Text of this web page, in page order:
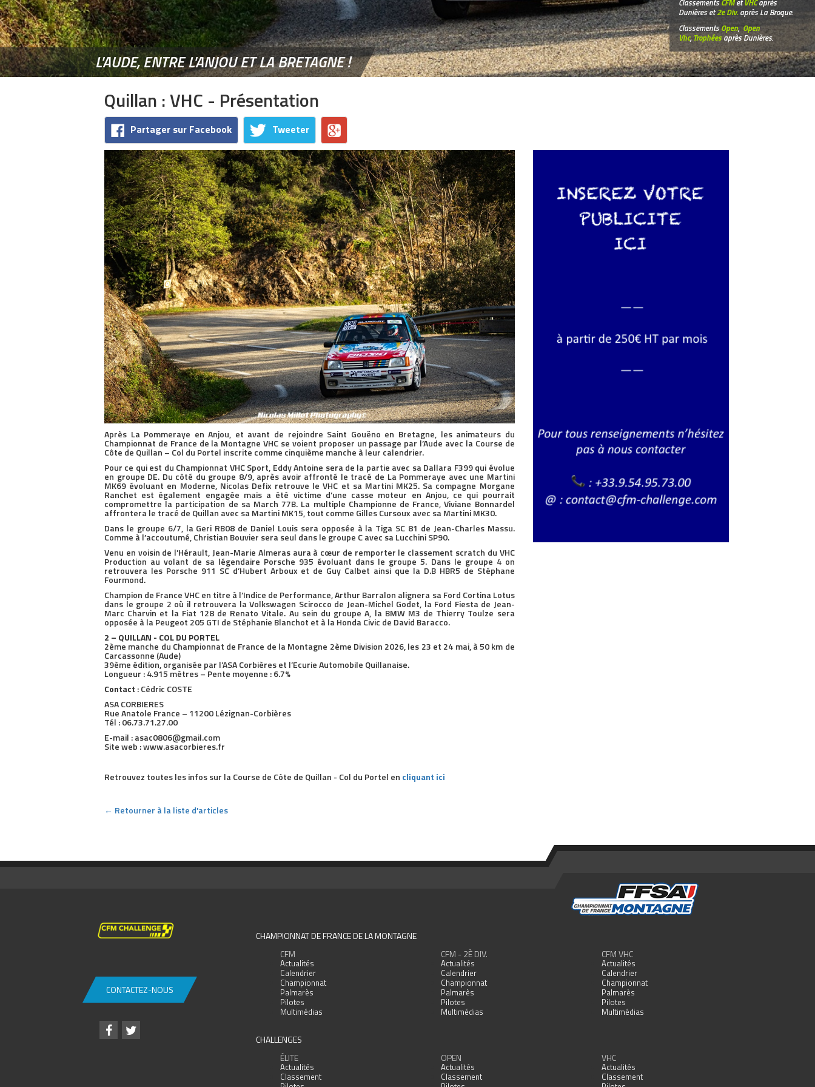
ClassementsCFMetVHCaprès
Dunières et2e Div.après La Broque.
ClassementsOpen,Open
Vhc,Trophéesaprès Dunières.
L'AUDE, ENTRE L'ANJOU ET LA BRETAGNE !
Quillan : VHC - Présentation
Partager sur Facebook Tweeter
Après La Pommeraye en Anjou, et avant de rejoindre Saint Gouëno en Bretagne, les animateurs du
Championnat de France de la Montagne VHC se voient proposer un passage par l’Aude avec la Course de
Côte de Quillan – Col du Portel inscrite comme cinquième manche à leur calendrier.
Pour ce qui est du Championnat VHC Sport, Eddy Antoine sera de la partie avec sa Dallara F399 qui évolue
en groupe DE. Du côté du groupe 8/9, après avoir affronté le tracé de La Pommeraye avec une Martini
MK69 évoluant en Moderne, Nicolas Defix retrouve le VHC et sa Martini MK25. Sa compagne Morgane
Ranchet est également engagée mais a été victime d’une casse moteur en Anjou, ce qui pourrait
compromettre la participation de sa March 77B. La multiple Championne de France, Viviane Bonnardel
affrontera le tracé de Quillan avec sa Martini MK15, tout comme Gilles Cursoux avec sa Martini MK30.
Dans le groupe 6/7, la Geri RB08 de Daniel Louis sera opposée à la Tiga SC 81 de Jean-Charles Massu.
Comme à l’accoutumé, Christian Bouvier sera seul dans le groupe C avec sa Lucchini SP90.
Venu en voisin de l’Hérault, Jean-Marie Almeras aura à cœur de remporter le classement scratch du VHC
Production au volant de sa légendaire Porsche 935 évoluant dans le groupe 5. Dans le groupe 4 on
retrouvera les Porsche 911 SC d’Hubert Arboux et de Guy Calbet ainsi que la D.B HBR5 de Stéphane
Fourmond.
Champion de France VHC en titre à l’Indice de Performance, Arthur Barralon alignera sa Ford Cortina Lotus
dans le groupe 2 où il retrouvera la Volkswagen Scirocco de Jean-Michel Godet, la Ford Fiesta de Jean-
Marc Charvin et la Fiat 128 de Renato Vitale. Au sein du groupe A, la BMW M3 de Thierry Toulze sera
opposée à la Peugeot 205 GTI de Stéphanie Blanchot et à la Honda Civic de David Baracco.
2 – QUILLAN - COL DU PORTEL
2ème manche du Championnat de France de la Montagne 2ème Division 2026, les 23 et 24 mai, à 50 km de
Carcassonne (Aude)
39ème édition, organisée par l’ASA Corbières et l’Ecurie Automobile Quillanaise.
Longueur : 4.915 mètres – Pente moyenne : 6.7%
Contact : Cédric COSTE
ASA CORBIERES
Rue Anatole France – 11200 Lézignan-Corbières
Tél : 06.73.71.27.00‬
E-mail : asac0806@gmail.com
Site web : www.asacorbieres.fr
Retrouvez toutes les infos sur la Course de Côte de Quillan - Col du Portel en cliquant ici
← Retourner à la liste d'articles
CONTACTEZ-NOUS
CHAMPIONNAT DE FRANCE DE LA MONTAGNE
CFM
Actualités
Calendrier
Championnat
Palmarès
Pilotes
Multimédias
CFM - 2È DIV.
Actualités
Calendrier
Championnat
Palmarès
Pilotes
Multimédias
CFM VHC
Actualités
Calendrier
Championnat
Palmarès
Pilotes
Multimédias
CHALLENGES
ÉLITE
Actualités
Classement
OPEN
Actualités
Classement
VHC
Actualités
Classement